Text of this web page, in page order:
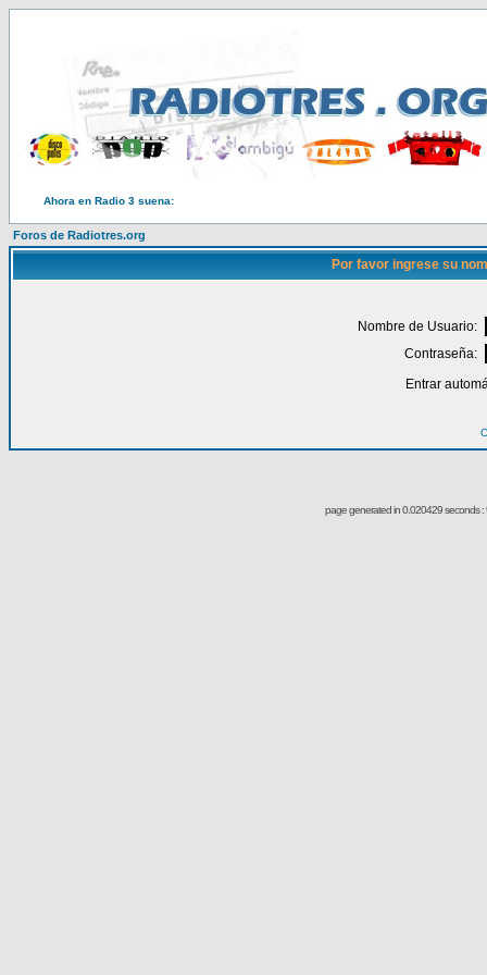
Ahora en Radio 3 suena:
Foros de Radiotres.org
Por favor ingrese su
Nombre de Usuario:
Contraseña:
Entrar
page generated in 0.020429 seconds :